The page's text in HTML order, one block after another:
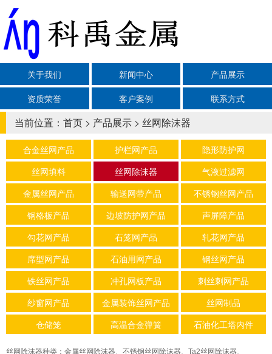
关于我们 新闻中心
产品展示
资质荣誉
客户案例 联系方式
当前位置： 首页 > 产品展示 > 丝网除沫器
合金丝网产品 护栏网产品
隐形防护网
丝网填料
丝网除沫器
气液过滤网
金属丝网产品
输送网带产品
不锈钢丝网产品
钢格板产品
边坡防护网产品
声屏障产品
勾花网产品
石笼网产品
轧花网产品
席型网产品
石油用网产品
钢丝网产品
铁丝网产品
冲孔网板产品
刺丝刺网产品
纱窗网产品
金属装饰丝网产品
丝网制品
仓储笼
高温合金弹簧 石油化工塔内件
丝网除沫器种类：金属丝网除沫器、不锈钢丝网除沫器、Ta2丝网除沫器、